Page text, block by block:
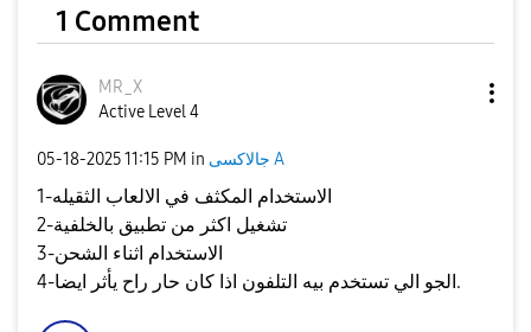
1 Comment
MR_X
Active Level 4
‎05-18-202511:15 PM in جالاكسى A
1-الاستخدام المكثف في الالعاب الثقيله
2-تشغيل اكثر من تطبيق بالخلفية
3-الاستخدام اثناء الشحن
4-الجو الي تستخدم بيه التلفون اذا كان حار راح يأثر ايضا.